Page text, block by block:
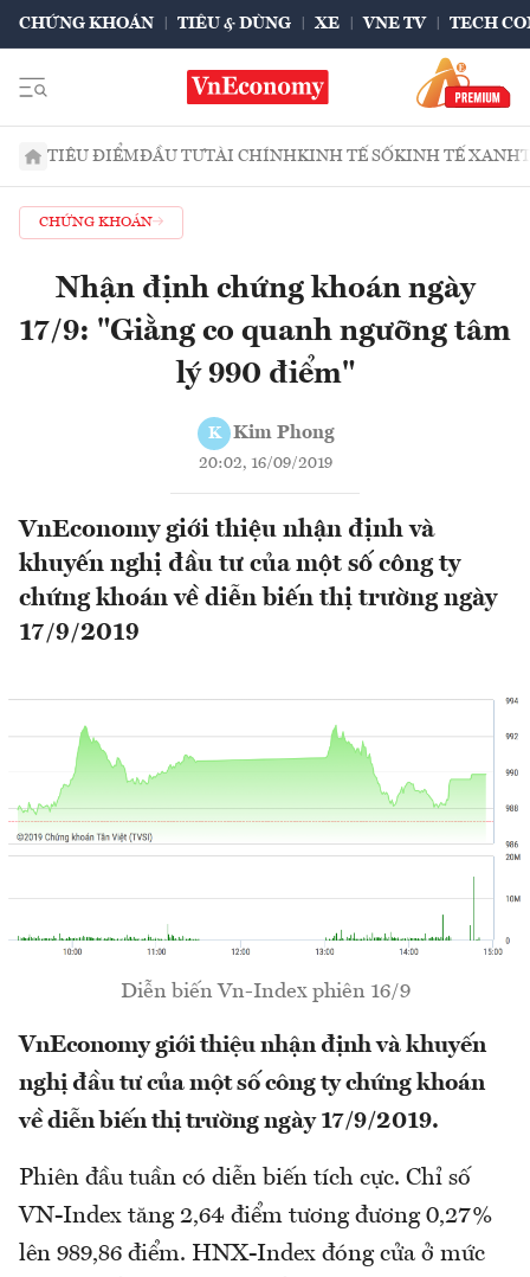
CHỨNG KHOÁN TIÊU & DÙNG XE VNE TV TECH
TIÊU ĐIỂMĐẦU TƯTÀI CHÍNHKINH TẾ SỐKINH TẾ XANH
CHỨNG KHOÁN
Nhận định chứng khoán ngày
17/9: "Giằng co quanh ngưỡng tâm
lý 990 điểm"
K Kim Phong
20:02, 16/09/2019
VnEconomy giới thiệu nhận định và
khuyến nghị đầu tư của một số công ty
chứng khoán về diễn biến thị trường ngày
17/9/2019
Diễn biến Vn-Index phiên 16/9
VnEconomy giới thiệu nhận định và khuyến
nghị đầu tư của một số công ty chứng khoán
về diễn biến thị trường ngày 17/9/2019.
Phiên đầu tuần có diễn biến tích cực. Chỉ số
VN-Index tăng 2,64 điểm tương đương 0,27%
lên 989,86 điểm. HNX-Index đóng cửa ở mức